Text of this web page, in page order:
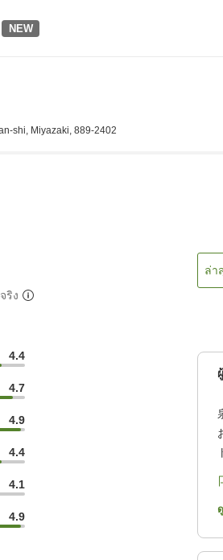
NEW
shi, Miyazaki, 889-2402
ริง
4.4
4.7
4.9
4.4
4.1
4.9
ล่า